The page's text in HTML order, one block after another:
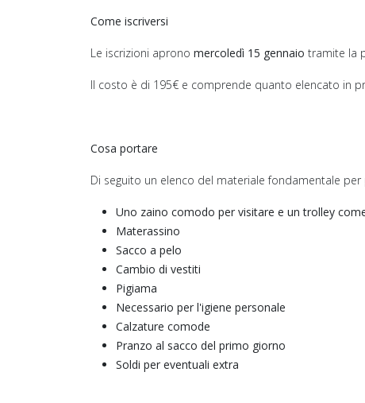
Come iscriversi
Le iscrizioni aprono mercoledì 15 gennaio tramite la
Il costo è di 195€ e comprende quanto elencato in
Cosa portare
Di seguito un elenco del materiale fondamentale
Uno zaino comodo per visitare e un trolley
Materassino
Sacco a pelo
Cambio di vestiti
Pigiama
Necessario per l'igiene personale
Calzature comode
Pranzo al sacco del primo giorno
Soldi per eventuali extra